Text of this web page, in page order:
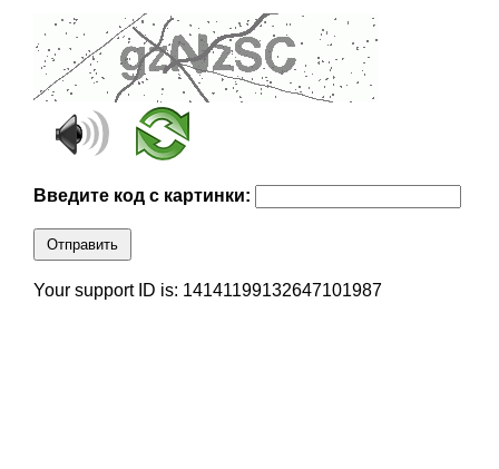
Введите код с картинки:
Отправить
Your support ID is: 14141199132647101987